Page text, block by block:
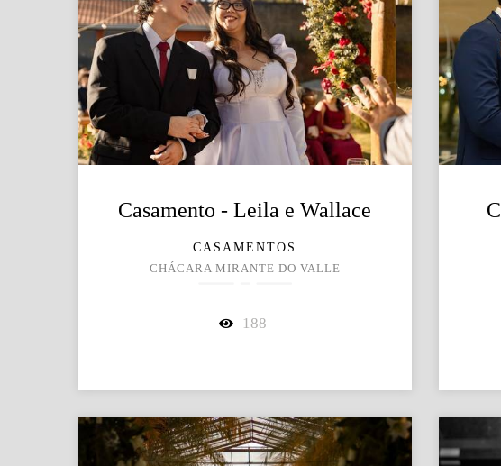
Casamento - Leila e Wallace
CASAMENTOS
CHÁCARA MIRANTE DO VALLE
188